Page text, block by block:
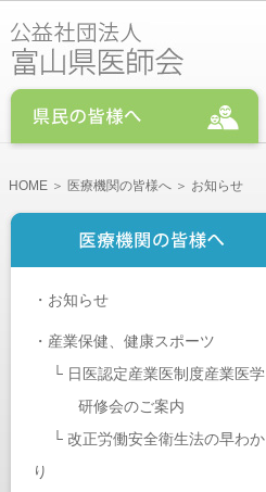
HOME ＞ 医療機関の皆様へ ＞ お知らせ
・ お知らせ
・ 産業保健、健康スポーツ
└ 日医認定産業医制度産業医学
研修会のご案内
└ 改正労働安全衛生法の早わか
り